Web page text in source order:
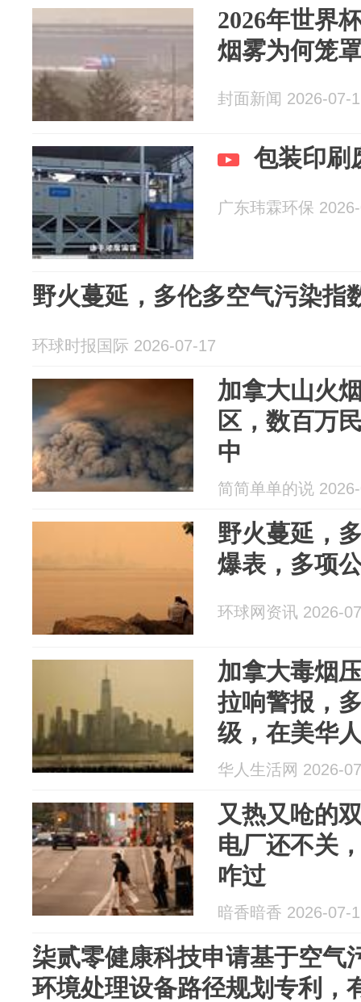
2026年世界
烟雾为何笼
封面新闻 2026-07-
包装印刷
广东玮霖环保
野火蔓延，多伦多空气污染指
环球时报国际 2026-07-17
加拿大山火
区，数百万
中
简简单单的说
野火蔓延，
爆表，多项
环球网资讯 2026-
加拿大毒烟
拉响警报，
级，在美华
华人生活网 2026-
又热又呛的
电厂还不关
咋过
暗香暗香 2026-07-
柒贰零健康科技申请基于空气
环境处理设备路径规划专利，